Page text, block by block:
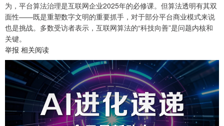
为，平台算法治理是互联网企业2025年的必修课。但算法透明有其双
面性——既是重塑数字文明的重要抓手，对于部分平台商业模式来说
也是挑战。多数受访者表示，互联网算法的“科技向善”是问题内核和
关键。
举报 相关阅读